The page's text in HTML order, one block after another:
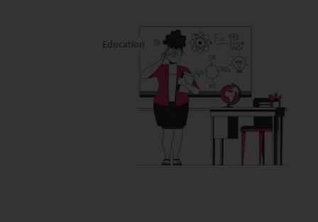
Education